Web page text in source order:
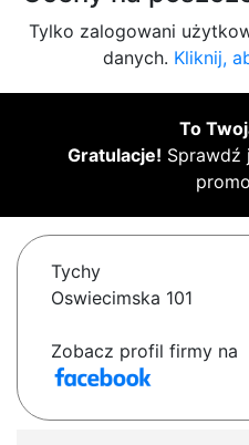
Tylko zalogowani
danych. Kliknij,
To
Gratulacje! Sprawdź
Tychy
Oswiecimska 101
Zobacz profil firmy na